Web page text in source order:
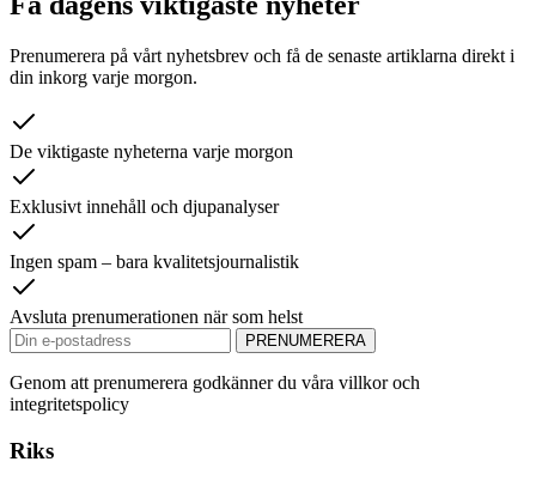
Prenumerera på vårt nyhetsbrev och få de senaste artiklarna direkt i
din inkorg varje morgon.
De viktigaste nyheterna varje morgon
Exklusivt innehåll och djupanalyser
Ingen spam – bara kvalitetsjournalistik
Avsluta prenumerationen när som helst
PRENUMERERA
Genom att prenumerera godkänner du våra villkor och
integritetspolicy
Riks